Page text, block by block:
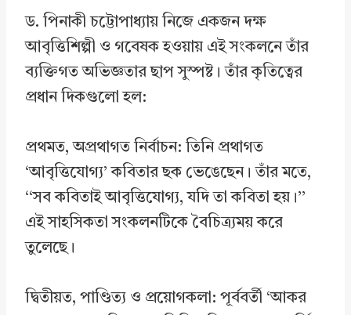
ড. পিনাকী চট্টোপাধ্যায় নিজে একজন দক্ষ
আবৃত্তিশিল্পী ও গবেষক হওয়ায় এই সংকলনে তাঁর
ব্যক্তিগত অভিজ্ঞতার ছাপ সুস্পষ্ট। তাঁর কৃতিত্বের
প্রধান দিকগুলো হল:
প্রথমত, অপ্রথাগত নির্বাচন: তিনি প্রথাগত
‘আবৃত্তিযোগ্য’ কবিতার ছক ভেঙেছেন। তাঁর মতে,
‘‘সব কবিতাই আবৃত্তিযোগ্য, যদি তা কবিতা হয়।’’
এই সাহসিকতা সংকলনটিকে বৈচিত্র্যময় করে
তুলেছে।
দ্বিতীয়ত, পাণ্ডিত্য ও প্রয়োগকলা: পূর্ববর্তী ‘আকর